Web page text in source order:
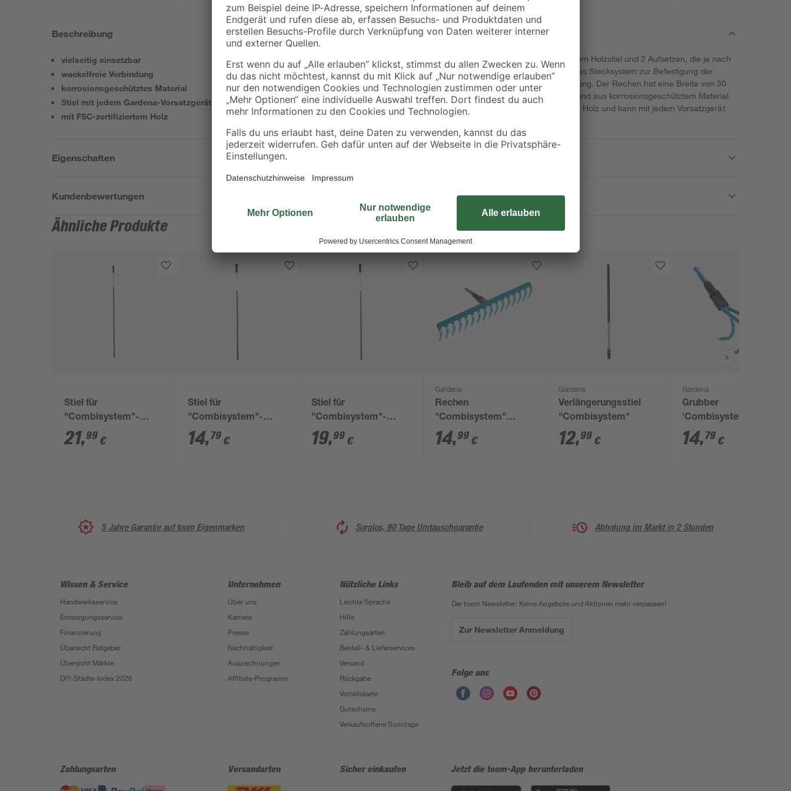
Beschreibung
vielseitig einsetzbar
wackelfreie Verbindung
korrosionsgeschütztes Material
Stiel mit jedem Gardena-Vorsatzgerät kombinierbar
mit FSC-zertifiziertem Holz
Das Combisystem von Gardena besteht aus einem Holzstiel und 2 Aufsetzen, die je nach
Bedarf auf den Stiel gesteckt werden können. Das Stecksystem zur Befestigung der
Aufsätze gewährleistet eine wackelfreie Verbindung. Der Rechen hat eine Breite von 30
cm, während der Grubber 9 cm breit ist. Beide sind aus korrosionsgeschütztem Material
gefertigt. Der Stiel besteht aus FSC-zertifiziertem Holz und kann mit jedem Vorsatzgerät
von Gardena verbunden werden.
Eigenschaften
Kundenbewertungen
Ähnliche Produkte
Stiel für
"Combisystem"-
Geräte Esche 180 cm
21,99 €
Stiel für
"Combisystem"-
Geräte Esche 130 cm
14,79 €
Stiel für
"Combisystem"-
Geräte Esche 150 cm
19,99 €
Gardena
Rechen
"Combisystem"
duroplastbeschichtet
41 cm
14,99 €
Gardena
Verlängerungsstiel
"Combisystem"
12,99 €
Gardena
Grubber
'Combisystem' 0,35
kg
14,79 €
5 Jahre Garantie auf toom Eigenmarken Sorglos, 90 Tage Umtauschgarantie Abholung im Markt in 2 Stunden
Wissen & Service
Handwerksservice
Entsorgungsservice
Finanzierung
Übersicht Ratgeber
Übersicht Märkte
DIY-Städte-Index 2026
Unternehmen
Über uns
Karriere
Presse
Nachhaltigkeit
Auszeichnungen
Affiliate-Programm
Nützliche Links
Leichte Sprache
Hilfe
Zahlungsarten
Bestell- & Lieferservices
Versand
Rückgabe
Vorteilskarte
Gutscheine
Verkaufsoffene Sonntage
Bleib auf dem Laufenden mit unserem Newsletter
Der toom Newsletter: Keine Angebote und Aktionen mehr verpassen!
Zur Newsletter Anmeldung
Folge uns
Zahlungsarten Versandarten Sicher einkaufen Jetzt die toom-App herunterladen